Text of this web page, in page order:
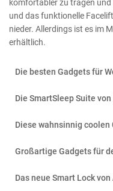
komfortabler zu tragen
und das funktionelle
nieder. Allerdings ist es im
erhältlich.
Die besten Gadgets für
Die SmartSleep Suite
Diese wahnsinnig
Großartige Gadgets für
Das neue Smart Lock